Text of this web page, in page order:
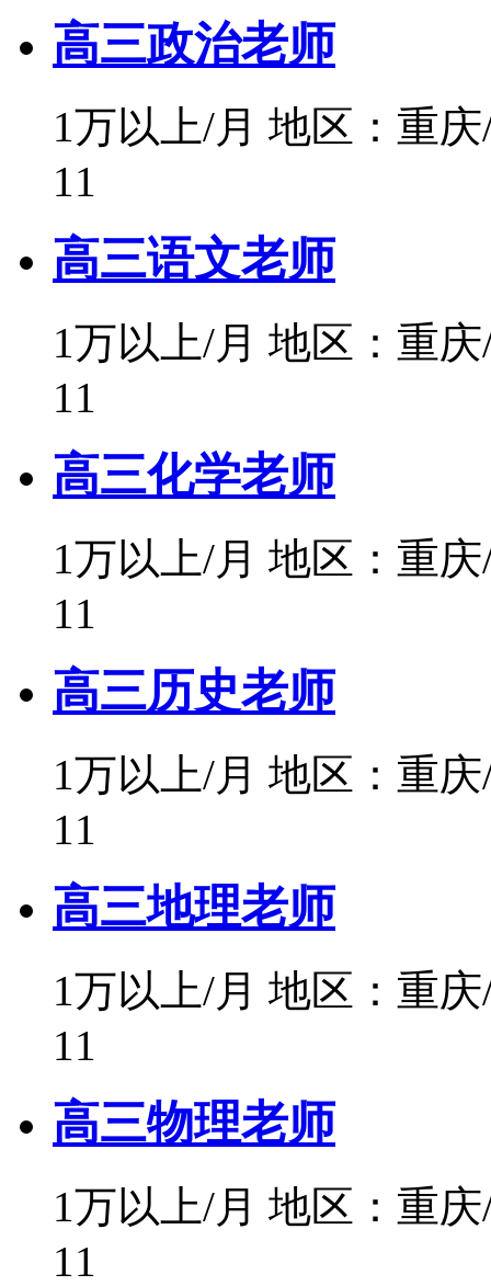
高三政治老师
1万以上/月 地区：重
11
高三语文老师
1万以上/月 地区：重
11
高三化学老师
1万以上/月 地区：重
11
高三历史老师
1万以上/月 地区：重
11
高三地理老师
1万以上/月 地区：重
11
高三物理老师
1万以上/月 地区：重
11